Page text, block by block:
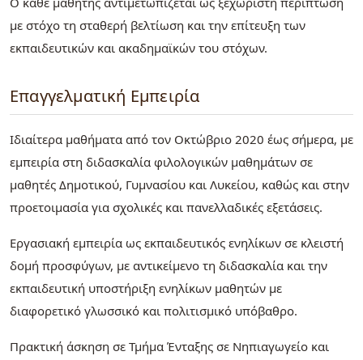
με στόχο τη σταθερή βελτίωση και την επίτευξη των
εκπαιδευτικών και ακαδημαϊκών του στόχων.
Επαγγελματική Εμπειρία
Ιδιαίτερα μαθήματα από τον Οκτώβριο 2020 έως σήμερα, με
εμπειρία στη διδασκαλία φιλολογικών μαθημάτων σε
μαθητές Δημοτικού, Γυμνασίου και Λυκείου, καθώς και στην
προετοιμασία για σχολικές και πανελλαδικές εξετάσεις.
Εργασιακή εμπειρία ως εκπαιδευτικός ενηλίκων σε κλειστή
δομή προσφύγων, με αντικείμενο τη διδασκαλία και την
εκπαιδευτική υποστήριξη ενηλίκων μαθητών με
διαφορετικό γλωσσικό και πολιτισμικό υπόβαθρο.
Πρακτική άσκηση σε Τμήμα Ένταξης σε Νηπιαγωγείο και